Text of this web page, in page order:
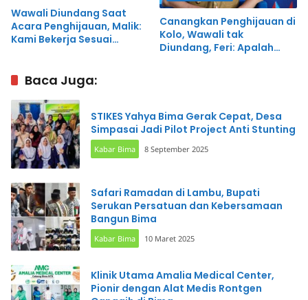
Wawali Diundang Saat
Acara Penghijauan, Malik:
Kami Bekerja Sesuai
Canangkan Penghijauan di
Kolo, Wawali tak
Diundang, Feri: Apalah
Baca Juga:
STIKES Yahya Bima Gerak Cepat, Desa
Simpasai Jadi Pilot Project Anti Stunting
Kabar Bima 8 September 2025
Safari Ramadan di Lambu, Bupati
Serukan Persatuan dan Kebersamaan
Bangun Bima
Kabar Bima 10 Maret 2025
Klinik Utama Amalia Medical Center,
Pionir dengan Alat Medis Rontgen